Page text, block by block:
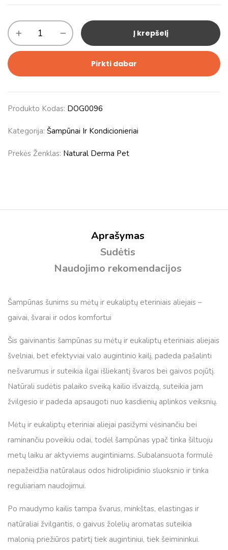
Į krepšelį
Pirkti dabar
Produkto Kodas: DOG0096
Kategorija: Šampūnai Ir Kondicionieriai
Prekės Ženklas: Natural Derma Pet
Aprašymas
Sudėtis
Naudojimo rekomendacijos
Šampūnas šunims su mėtų ir eukaliptų eteriniais aliejais –
gaivai, švarai ir odos komfortui
Šis gaivinantis šampūnas su mėtų ir eukaliptų eteriniais aliejais
švelniai, bet efektyviai valo augintinio kailį, padeda pašalinti
nešvarumus ir suteikia ilgai išliekantį švaros bei gaivos pojūtį.
Natūrali sudėtis palaiko sveiką kailio išvaizdą, suteikia jam
žvilgesio ir padeda apsaugoti nuo kasdienių aplinkos veiksnių.
Mėtų ir eukaliptų eteriniai aliejai pasižymi vėsinančiu bei
raminančiu poveikiu odai, todėl šampūnas ypač tinka šiltuoju
metų laiku ar aktyviems augintiniams. Subalansuota formulė
nepažeidžia natūralaus odos hidrolipidinio sluoksnio ir tinka
reguliariam naudojimui.
Po maudymo kailis tampa švarus, minkštas, elastingas ir
natūraliai žvilgantis, o gaivus žolelių aromatas suteikia
malonią priežiūros patirtį tiek augintiniui, tiek šeimininkui.